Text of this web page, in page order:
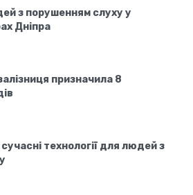
з порушенням слуху у
Дніпра
призначила 8
технології для людей з